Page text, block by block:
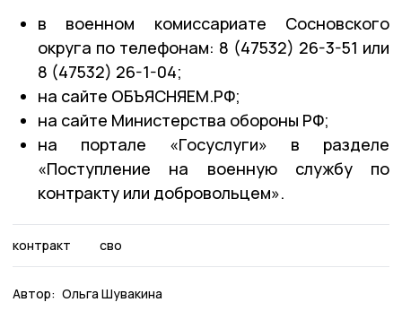
в военном комиссариате Сосновского
округа по телефонам: 8 (47532) 26-3-51 или
8 (47532) 26-1-04;
на сайте ОБЪЯСНЯЕМ.РФ;
на сайте Министерства обороны РФ;
на портале «Госуслуги» в разделе
«Поступление на военную службу по
контракту или добровольцем».
контракт сво
Автор: Ольга Шувакина